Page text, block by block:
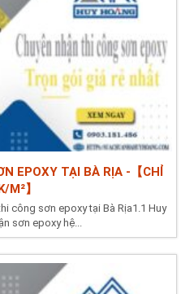
EPOXY TẠI BÀ RỊA -【CHỈ
M²】
công sơn epoxy tại Bà Rịa1.1 Huy
sơn epoxy hệ...